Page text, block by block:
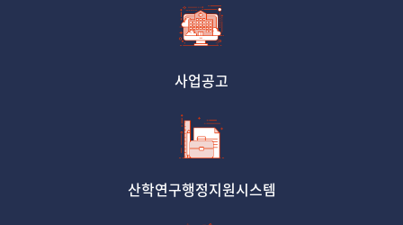
사업공고
산학연구행정지원시스템